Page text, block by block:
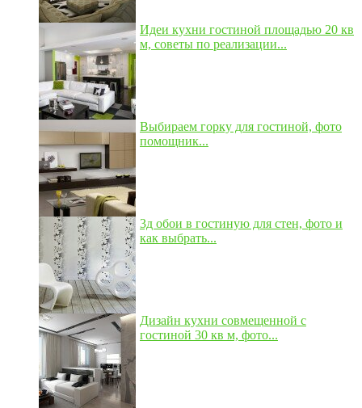
Идеи кухни гостиной площадью 20 кв
м, советы по реализации...
Выбираем горку для гостиной, фото
помощник...
3д обои в гостиную для стен, фото и
как выбрать...
Дизайн кухни совмещенной с
гостиной 30 кв м, фото...